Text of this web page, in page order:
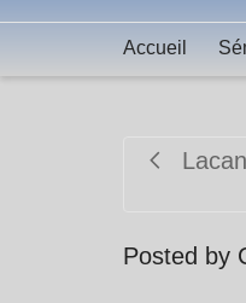
Accueil
Posted by